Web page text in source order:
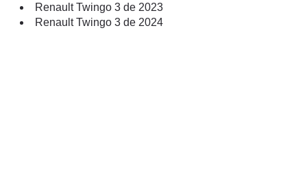
Renault Twingo 3 de 2023
Renault Twingo 3 de 2024